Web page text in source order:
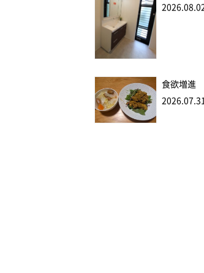
食欲増進
2026.07.31